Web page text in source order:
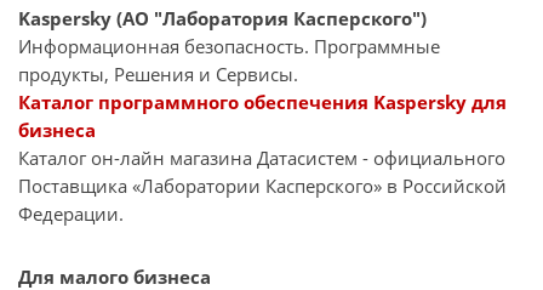
Kaspersky (АО "Лаборатория Касперского")
Информационная безопасность. Программные
продукты, Решения и Сервисы.
Каталог программного обеспечения Kaspersky для
бизнеса
Каталог он-лайн магазина Датасиcтем - официального
Поставщика «Лаборатории Касперского» в Российской
Федерации.
Для малого бизнеса